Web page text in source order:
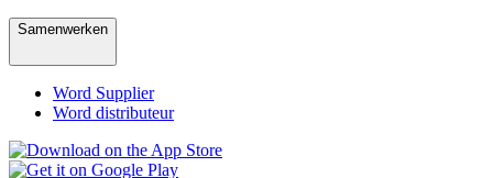
Samenwerken
Word Supplier
Word distributeur